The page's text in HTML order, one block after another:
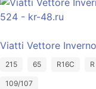
285/35/ZR20
104
Viatti Vettore
215 65 R16C R
109/107